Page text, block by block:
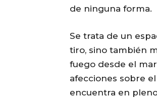
de ninguna forma.
Se trata de un
tiro, sino también
fuego desde el
afecciones sobre
encuentra en